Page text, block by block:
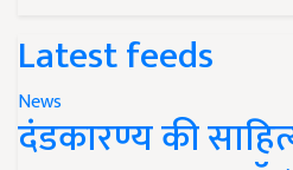
Latest feeds
News
दंडकारण्य की